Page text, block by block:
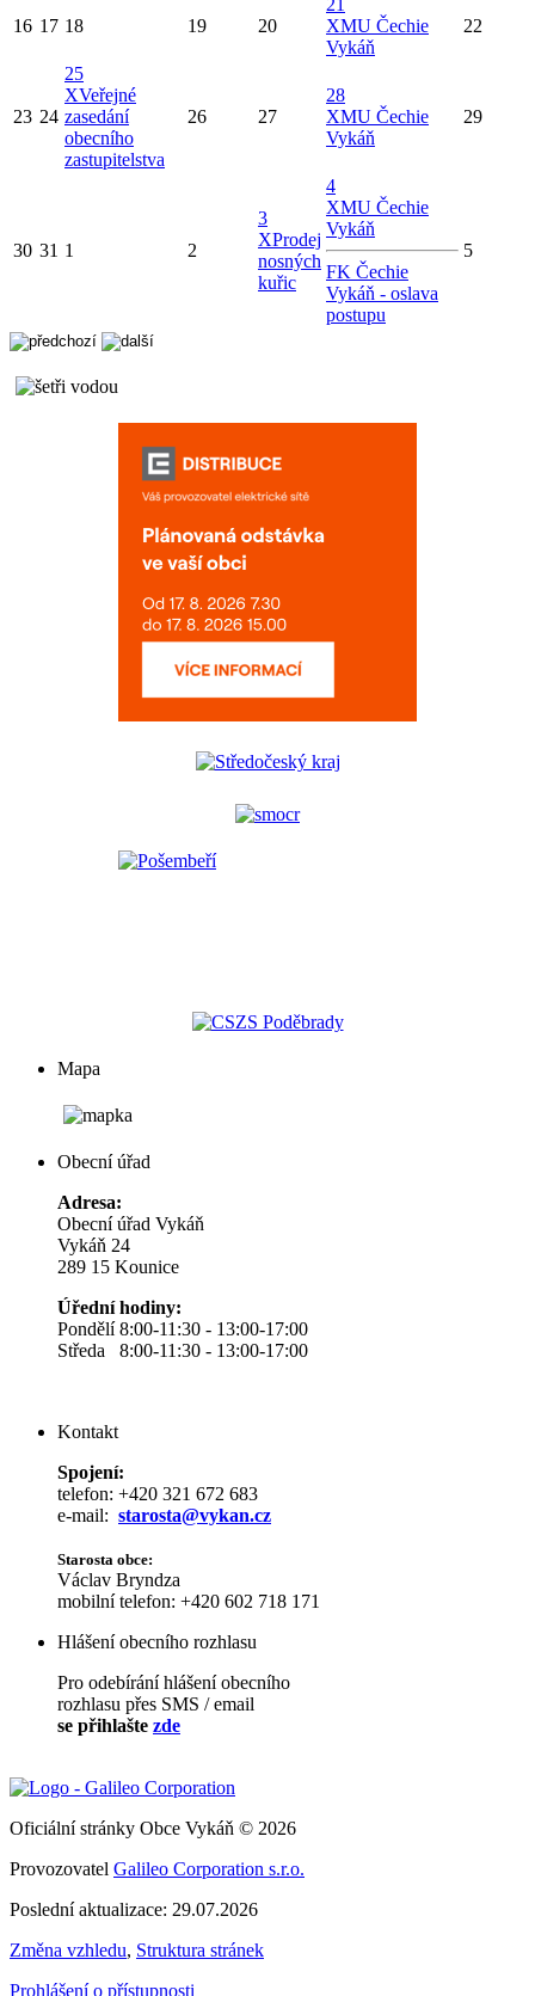
16 17 18 19 20
XMU Čechie
Vykáň
22
23 24
25
XVeřejné
zasedání
obecního
zastupitelstva
26 27
28
XMU Čechie
Vykáň
29
30 31 1 2
3
XProdej
nosných
kuřic
4
XMU Čechie
Vykáň
FK Čechie
Vykáň - oslava
postupu
5
Mapa
Obecní úřad
Adresa:
Obecní úřad Vykáň
Vykáň 24
289 15 Kounice
Úřední hodiny:
Pondělí 8:00-11:30 - 13:00-17:00
Středa 8:00-11:30 - 13:00-17:00
Kontakt
Spojení:
telefon: +420 321 672 683
e-mail: starosta@vykan.cz
Starosta obce:
Václav Bryndza
mobilní telefon: +420 602 718 171
Hlášení obecního rozhlasu
Pro odebírání hlášení obecního
rozhlasu přes SMS / email
se přihlašte zde
Oficiální stránky Obce Vykáň © 2026
Provozovatel Galileo Corporation s.r.o.
Poslední aktualizace: 29.07.2026
Změna vzhledu, Struktura stránek
Prohlášení o přístupnosti